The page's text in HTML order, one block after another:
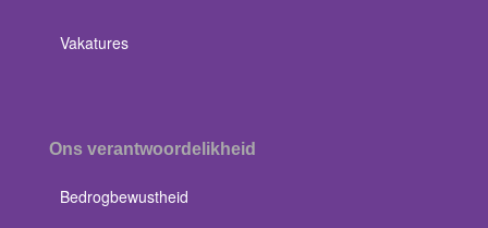
Vakatures
Ons verantwoordelikheid
Bedrogbewustheid